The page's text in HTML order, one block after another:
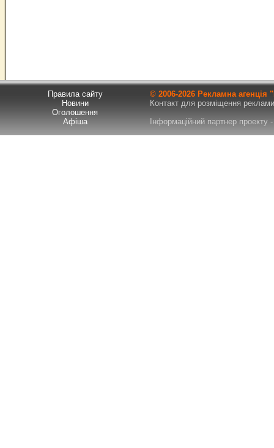
Правила сайту
Новини
Оголошення
Афіша
© 2006-2026 Рекламна
Контакт для розміщення
Інформаційний партнер проекту